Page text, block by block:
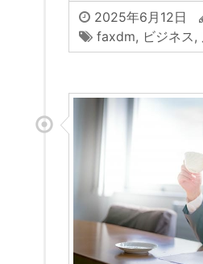
2025年6月12日
faxdm, ビジネス ,